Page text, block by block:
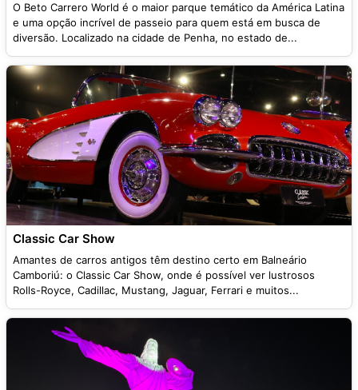
O Beto Carrero World é o maior parque temático da América Latina
e uma opção incrível de passeio para quem está em busca de
diversão. Localizado na cidade de Penha, no estado de...
Classic Car Show
Amantes de carros antigos têm destino certo em Balneário
Camboriú: o Classic Car Show, onde é possível ver lustrosos
Rolls-Royce, Cadillac, Mustang, Jaguar, Ferrari e muitos...